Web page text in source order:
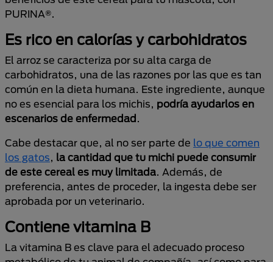
PURINA®.
Es rico en calorías y carbohidratos
El arroz se caracteriza por su alta carga de
carbohidratos, una de las razones por las que es tan
común en la dieta humana. Este ingrediente, aunque
no es esencial para los michis, podría ayudarlos en
escenarios de enfermedad.
Cabe destacar que, al no ser parte de lo que comen
los gatos, la cantidad que tu michi puede consumir
de este cereal es muy limitada. Además, de
preferencia, antes de proceder, la ingesta debe ser
aprobada por un veterinario.
Contiene vitamina B
La vitamina B es clave para el adecuado proceso